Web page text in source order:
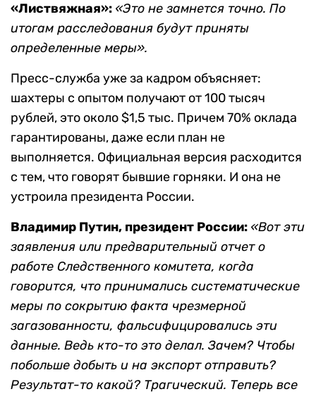
«Листвяжная»: «Это не замнется точно. По
итогам расследования будут приняты
определенные меры».
Пресс-служба уже за кадром объясняет:
шахтеры с опытом получают от 100 тысяч
рублей, это около $1,5 тыс. Причем 70% оклада
гарантированы, даже если план не
выполняется. Официальная версия расходится
с тем, что говорят бывшие горняки. И она не
устроила президента России.
Владимир Путин, президент России: «Вот эти
заявления или предварительный отчет о
работе Следственного комитета, когда
говорится, что принимались систематические
меры по сокрытию факта чрезмерной
загазованности, фальсифицировались эти
данные. Ведь кто-то это делал. Зачем? Чтобы
побольше добыть и на экспорт отправить?
Результат-то какой? Трагический. Теперь все